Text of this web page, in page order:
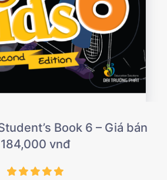
Book 6 – Giá bán
184,000 vnđ